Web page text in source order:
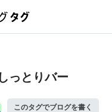
っとりバー
このタグでブログを書く